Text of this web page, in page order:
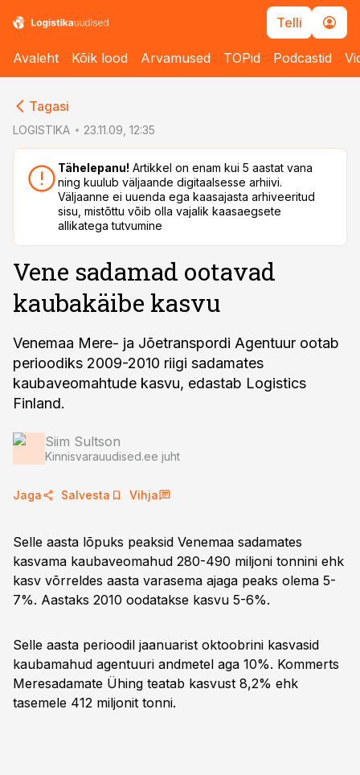
Telli
Avaleht Kõik lood Arvamused TOPid Podcastid
Tagasi
LOGISTIKA 23.11.09, 12:35
Tähelepanu! Artikkel on enam kui 5 aastat vana
ning kuulub väljaande digitaalsesse arhiivi.
Väljaanne ei uuenda ega kaasajasta arhiveeritud
sisu, mistõttu võib olla vajalik kaasaegsete
allikatega tutvumine
Vene sadamad ootavad
kaubakäibe kasvu
Venemaa Mere- ja Jõetranspordi Agentuur ootab
perioodiks 2009-2010 riigi sadamates
kaubaveomahtude kasvu, edastab Logistics
Finland.
Siim Sultson
Kinnisvarauudised.ee juht
Jaga Salvesta Vihja
Selle aasta lõpuks peaksid Venemaa sadamates
kasvama kaubaveomahud 280-490 miljoni tonnini ehk
kasv võrreldes aasta varasema ajaga peaks olema 5-
7%. Aastaks 2010 oodatakse kasvu 5-6%.
Selle aasta perioodil jaanuarist oktoobrini kasvasid
kaubamahud agentuuri andmetel aga 10%. Kommerts
Meresadamate Ühing teatab kasvust 8,2% ehk
tasemele 412 miljonit tonni.